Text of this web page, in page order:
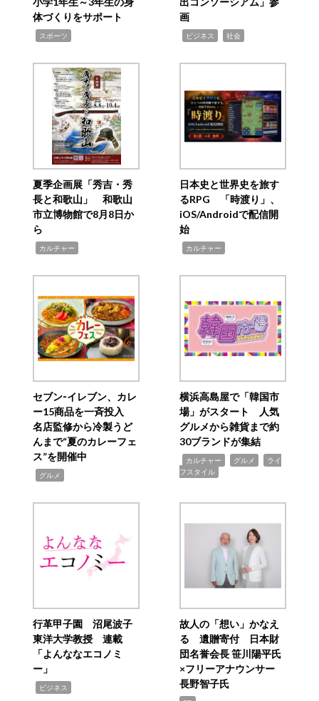
体づくりをサポート
スポーツ
画
ビジネス 社会
夏季企画展「秀吉・秀
長と和歌山」 和歌山
市立博物館で8月8日か
ら
カルチャー
日本史と世界史を旅す
るRPG 「時渡り」、
iOS/Androidで配信開
始
カルチャー
セブン‐イレブン、カレ
ー15商品を一斉投入
名店監修から冷製うど
んまで“夏のカレーフェ
ス”を開催中
グルメ
横浜高島屋で「韓国市
場」がスタート 人気
グルメから雑貨まで約
30ブランドが集結
カルチャー グルメ
ライ
フスタイル
行革甲子園 沼尾波子
東洋大学教授 連載
「よんななエコノミ
ー」
ビジネス
故人の「想い」かなえ
る 遺贈寄付 日本財
団名誉会長 笹川陽平氏
×フリーアナウンサー
長野智子氏